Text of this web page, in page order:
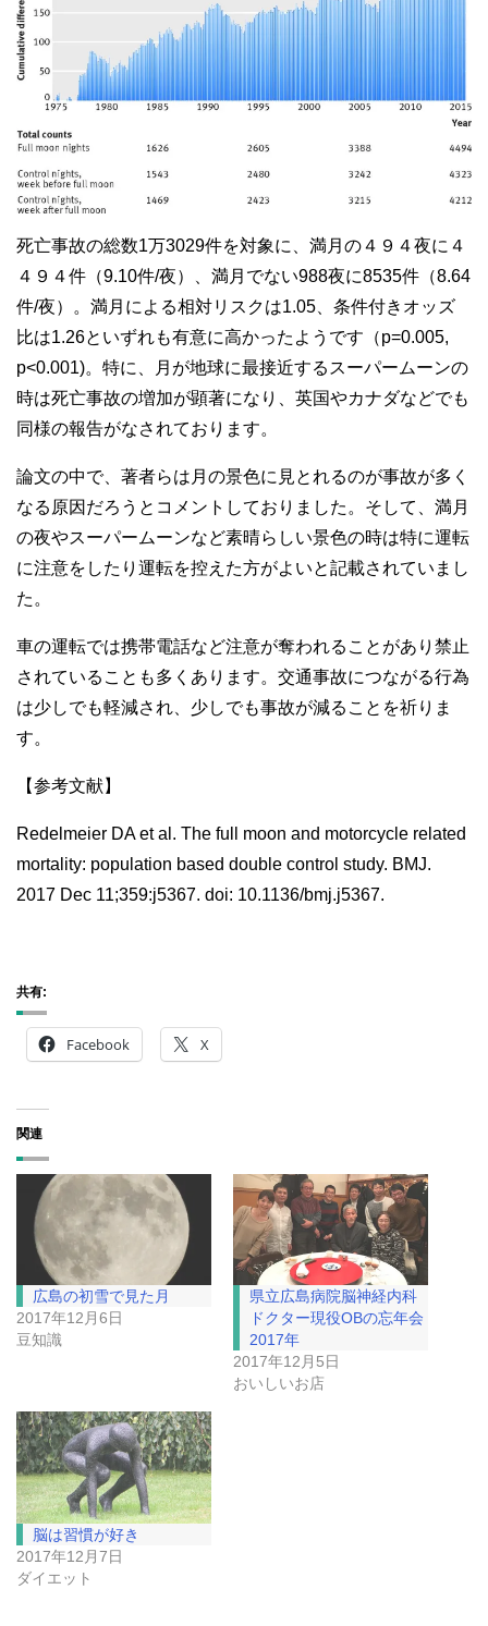
死亡事故の総数1万3029件を対象に、満月の４９４夜に４
４９４件（9.10件/夜）、満月でない988夜に8535件（8.64
件/夜）。満月による相対リスクは1.05、条件付きオッズ
比は1.26といずれも有意に高かったようです（p=0.005,
p<0.001)。特に、月が地球に最接近するスーパームーンの
時は死亡事故の増加が顕著になり、英国やカナダなどでも
同様の報告がなされております。
論文の中で、著者らは月の景色に見とれるのが事故が多く
なる原因だろうとコメントしておりました。そして、満月
の夜やスーパームーンなど素晴らしい景色の時は特に運転
に注意をしたり運転を控えた方がよいと記載されていまし
た。
車の運転では携帯電話など注意が奪われることがあり禁止
されていることも多くあります。交通事故につながる行為
は少しでも軽減され、少しでも事故が減ることを祈りま
す。
【参考文献】
Redelmeier DA et al. The full moon and motorcycle related
mortality: population based double control study. BMJ.
2017 Dec 11;359:j5367. doi: 10.1136/bmj.j5367.
共有:
Facebook X
関連
広島の初雪で見た月
2017年12月6日
豆知識
県立広島病院脳神経内科
ドクター現役OBの忘年会
2017年
2017年12月5日
おいしいお店
脳は習慣が好き
2017年12月7日
ダイエット